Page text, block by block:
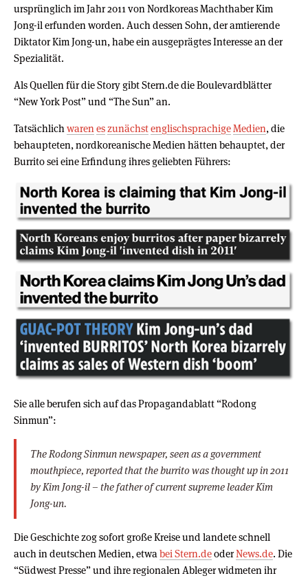
ursprünglich im Jahr 2011 von Nordkoreas Machthaber Kim
Jong-il erfunden worden. Auch dessen Sohn, der amtierende
Diktator Kim Jong-un, habe ein ausgeprägtes Interesse an der
Spezialität.
Als Quellen für die Story gibt Stern.de die Boulevardblätter
“New York Post” und “The Sun” an.
Tatsächlich waren es zunächstenglischsprachigeMedien, die
behaupteten, nordkoreanische Medien hätten behauptet, der
Burrito sei eine Erfindung ihres geliebten Führers:
Sie alle berufen sich auf das Propagandablatt “Rodong
Sinmun”:
The Rodong Sinmun newspaper, seen as a government
mouthpiece, reported that the burrito was thought up in 2011
by Kim Jong-il – the father of current supreme leader Kim
Jong-un.
Die Geschichte zog sofort große Kreise und landete schnell
auch in deutschen Medien, etwabei Stern.deoderNews.de. Die
“Südwest Presse” und ihre regionalen Ableger widmeten ihr